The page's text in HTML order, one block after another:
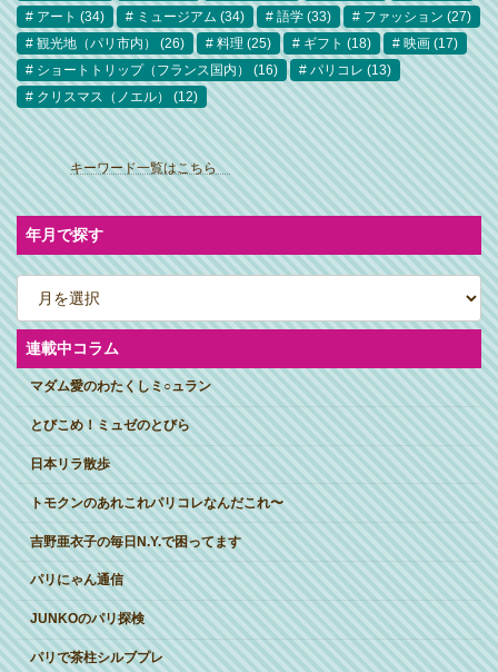
アート (34) ミュージアム (34) 語学 (33) ファッション (27)
観光地（パリ市内）
(26) 料理 (25) ギフト (18) 映画 (17)
ショートトリップ（フランス国内）
(16) パリコレ (13)
クリスマス（ノエル）
(12)
ア
イ
コ
ン
リ
ン
ク
キーワード一覧はこちら
年月で探す
ア
ー
カ
イ
ブ連載中コラム
マダム愛のわたくしミ○ュラン
とびこめ！ミュゼのとびら
日本リラ散歩
トモクンのあれこれパリコレなんだこれ〜
吉野亜衣子の毎日N.Y.で困ってます
パリにゃん通信
JUNKOのパリ探検
パリで茶柱シルブプレ